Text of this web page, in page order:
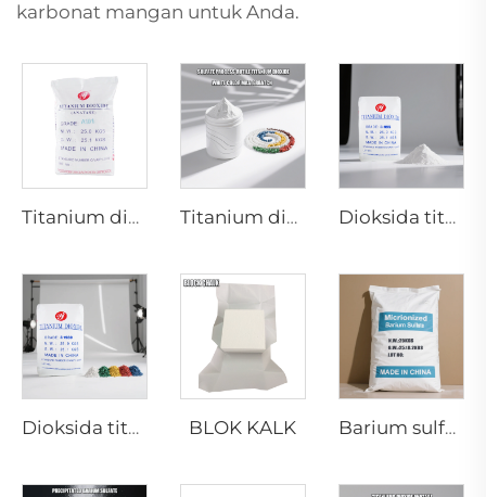
karbonat mangan untuk Anda.
Titanium dioksida anatase A101|Kelas umum Titanium dioksida rutile R616 (Khusus untuk masterbatch) Dioksida titanium Rutile R895 untuk cat dan pelapis premium
Dioksida titanium Rutile R1930 untuk industri plastik BLOK KALK Barium sulfat mikronisasi